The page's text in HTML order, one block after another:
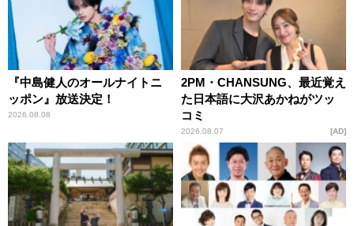
『中島健人のオールナイトニ
ッポン』放送決定！
2026.08.08
2PM・CHANSUNG、最近覚え
た日本語に大沢あかねがツッ
コミ
2026.08.07 AD